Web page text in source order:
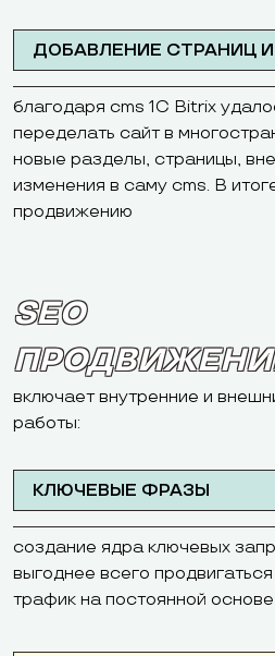
ДОБАВЛЕНИЕ СТРАНИЦ
благодаря cms 1C Bitrix
переделать сайт в
новые разделы, страницы,
изменения в саму cms. В
продвижению
SEO
включает внутренние и
работы:
КЛЮЧЕВЫЕ ФРАЗЫ
создание ядра ключевых
выгоднее всего
трафик на постоянной основе